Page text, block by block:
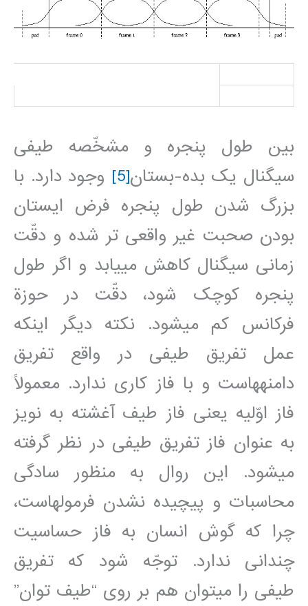
بين طول پنجره و مشخّصه طيفی
سيگنال يک بده-بستان[5]
وجود دارد. با
بزرگ شدن طول پنجره فرض ايستان
بودن صحبت غير واقعی تر شده و دقّت
زمانی سيگنال کاهش مي‎يابد و اگر طول
پنجره کوچک شود، دقّت در حوزة
فرکانس کم مي‎شود. نکته ديگر اينکه
عمل تفريق طيفی در واقع تفريق
دامنه‎هاست و با فاز کاری ندارد. معمولاً
فاز اوّليه يعنی فاز طيف آغشته به نويز
به عنوان فاز تفريق طيفی در نظر گرفته
مي‎شود. اين روال به منظور سادگی
محاسبات و پيچيده نشدن فرمولهاست،
چرا که گوش انسان به فاز حساسيت
چندانی ندارد. توجّه شود که تفريق
طيفی را مي‎توان هم بر روی “طيف توان”